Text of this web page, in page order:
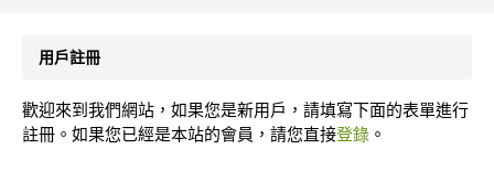
用戶註冊
歡迎來到我們網站，如果您是新用戶，請填寫下面的表單進行
註冊。如果您已經是本站的會員，請您直接登錄 。